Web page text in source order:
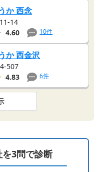
か 西念
14
4.60 10件
か 西金沢
507
4.83 6件
3問で診断